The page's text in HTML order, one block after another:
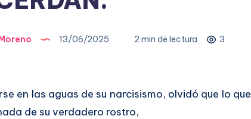
13/06/2025 2 min de lectura 3
en las aguas de su narcisismo, olvidó que lo que
de su verdadero rostro,